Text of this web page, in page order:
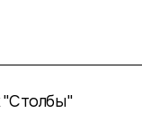
"Столбы"